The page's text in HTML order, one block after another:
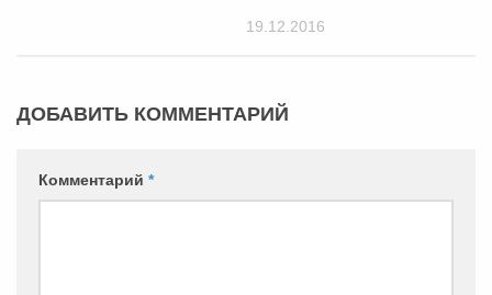
19.12.2016
ДОБАВИТЬ КОММЕНТАРИЙ
Комментарий *